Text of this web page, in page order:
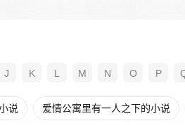
J K L M N O P
说 爱情公寓里有一人之下的小说